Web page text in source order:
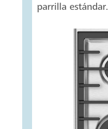
parrilla estándar.